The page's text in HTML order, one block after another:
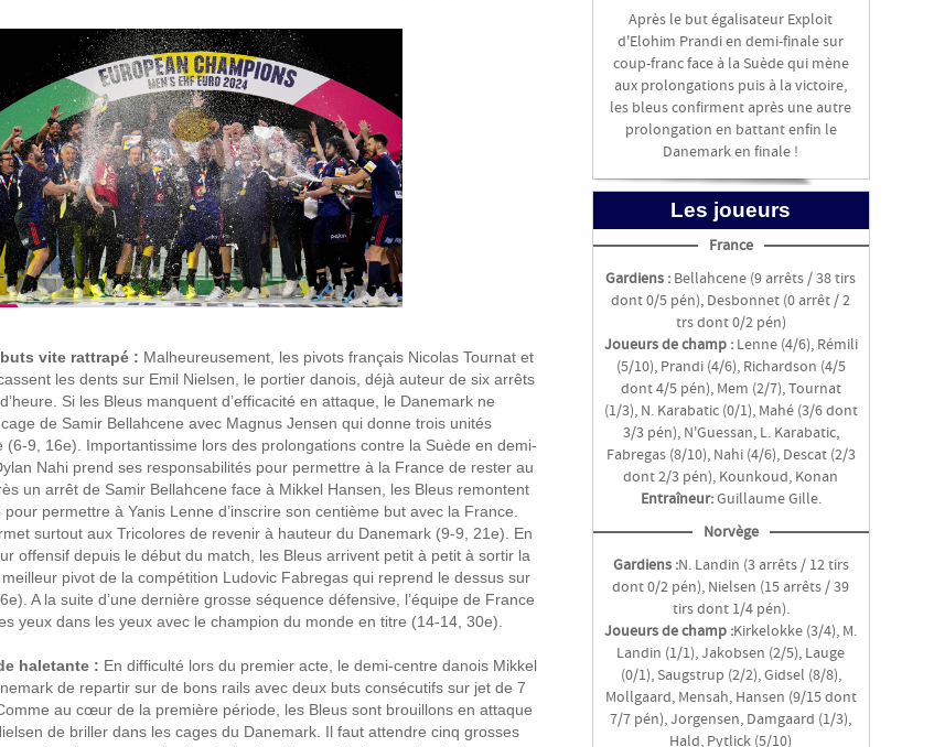
vite rattrapé : Malheureusement, les pivots français Nicolas Tournat et
les dents sur Emil Nielsen, le portier danois, déjà auteur de six arrêts
Si les Bleus manquent d’efficacité en attaque, le Danemark ne
de Samir Bellahcene avec Magnus Jensen qui donne trois unités
(6-9, 16e). Importantissime lors des prolongations contre la Suède en demi-
Nahi prend ses responsabilités pour permettre à la France de rester au
un arrêt de Samir Bellahcene face à Mikkel Hansen, les Bleus remontent
permettre à Yanis Lenne d’inscrire son centième but avec la France.
surtout aux Tricolores de revenir à hauteur du Danemark (9-9, 21e). En
offensif depuis le début du match, les Bleus arrivent petit à petit à sortir la
pivot de la compétition Ludovic Fabregas qui reprend le dessus sur
A la suite d’une dernière grosse séquence défensive, l’équipe de France
yeux dans les yeux avec le champion du monde en titre (14-14, 30e).
haletante : En difficulté lors du premier acte, le demi-centre danois Mikkel
de repartir sur de bons rails avec deux buts consécutifs sur jet de 7
au cœur de la première période, les Bleus sont brouillons en attaque
de briller dans les cages du Danemark. Il faut attendre cinq grosses
Après le but égalisateur Exploit
d'Elohim Prandi en demi-finale sur
coup-franc face à la Suède qui mène
aux prolongations puis à la victoire,
les bleus confirment après une autre
prolongation en battant enfin le
Danemark en finale !
Les joueurs
France
Gardiens : Bellahcene (9 arrêts / 38 tirs
dont 0/5 pén), Desbonnet (0 arrêt / 2
trs dont 0/2 pén)
Joueurs de champ :Lenne (4/6), Rémili
(5/10), Prandi (4/6), Richardson (4/5
dont 4/5 pén), Mem (2/7), Tournat
(1/3), N. Karabatic (0/1), Mahé (3/6 dont
3/3 pén), N'Guessan, L. Karabatic,
Fabregas (8/10), Nahi (4/6), Descat (2/3
dont 2/3 pén), Kounkoud, Konan
Entraîneur:Guillaume Gille.
Norvège
Gardiens :N. Landin (3 arrêts / 12 tirs
dont 0/2 pén), Nielsen (15 arrêts / 39
tirs dont 1/4 pén).
Joueurs de champ :Kirkelokke (3/4), M.
Landin (1/1), Jakobsen (2/5), Lauge
(0/1), Saugstrup (2/2), Gidsel (8/8),
Mollgaard, Mensah, Hansen (9/15 dont
7/7 pén), Jorgensen, Damgaard (1/3),
Hald, Pytlick (5/10)